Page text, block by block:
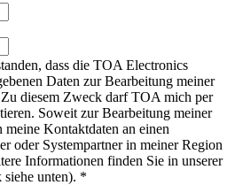
dass die TOA Electronics
Daten zur Bearbeitung meiner
diesem Zweck darf TOA mich per
Soweit zur Bearbeitung meiner
Kontaktdaten an einen
oder Systempartner in meiner Region
Informationen finden Sie in unserer
unten). *